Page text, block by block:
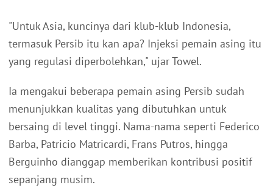
"Untuk Asia, kuncinya dari klub-klub Indonesia,
termasuk Persib itu kan apa? Injeksi pemain asing itu
yang regulasi diperbolehkan," ujar Towel.
Ia mengakui beberapa pemain asing Persib sudah
menunjukkan kualitas yang dibutuhkan untuk
bersaing di level tinggi. Nama-nama seperti Federico
Barba, Patricio Matricardi, Frans Putros, hingga
Berguinho dianggap memberikan kontribusi positif
sepanjang musim.